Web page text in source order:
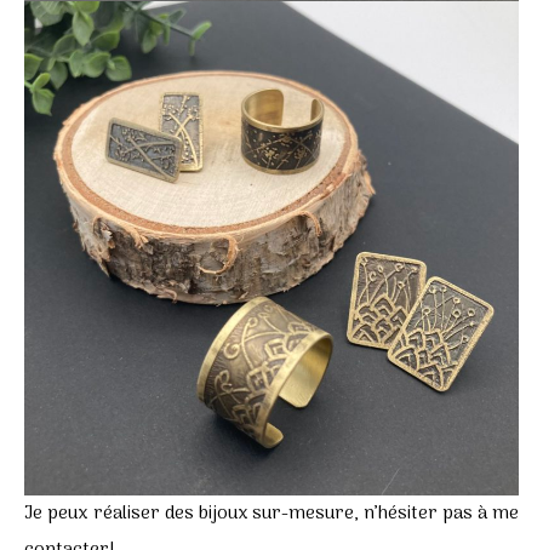
Je peux réaliser des bijoux sur-mesure, n’hésiter pas à me